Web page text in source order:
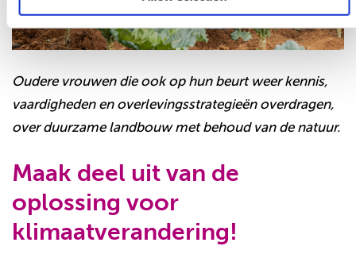
Oudere vrouwen die ook op hun beurt weer kennis,
vaardigheden en overlevingsstrategieën overdragen,
over duurzame landbouw met behoud van de natuur.
Maak deel uit van de
oplossing voor
klimaatverandering!